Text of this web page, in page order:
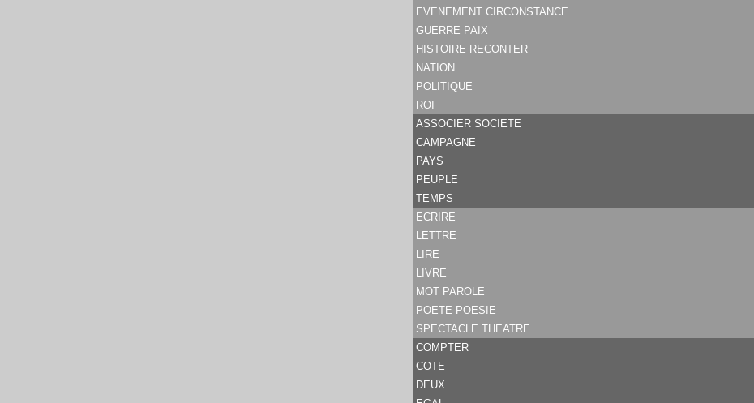
EVENEMENT CIRCONSTANCE
GUERRE PAIX
HISTOIRE RECONTER
NATION
POLITIQUE
ROI
ASSOCIER SOCIETE
CAMPAGNE
PAYS
PEUPLE
TEMPS
ECRIRE
LETTRE
LIRE
LIVRE
MOT PAROLE
POETE POESIE
SPECTACLE THEATRE
COMPTER
COTE
DEUX